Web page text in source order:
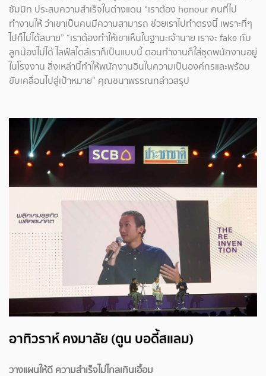
ซัมมิท ประสบความสำเร็จในต่างแดน “เราต้อง honour คนที่ไป
ทำงานให้ ว่าเขาเป็นคนมีความสามารถ ช่วยเราไปทำตรงนี้ เพราะที่ๆ
ไปก็ไม่ได้สบาย” “เราต้องทำให้เขาเห็นในฐานะเจ้านาย เราจะ fake กับ
ลูกน้องไม่ได้ ไลฟ์สไตล์เราก็เป็นแบบนี้ ตอนทำงานก็ใส่ชุดพนักงานอยู่
ในโรงงาน สิ่งเหล่านี้ทำให้พนักงานอินในความเป็นองค์กรและพร้อม
ขับเคลื่อนไปสู่เป้าหมาย” คุณชนาพรรณกล่าวสรุป
อาทิวราห์ คงมาลัย (ตูน บอดี้สแลม)
วางแผนให้ดี ความสำเร็จไม่ไกลเกินเอื้อม